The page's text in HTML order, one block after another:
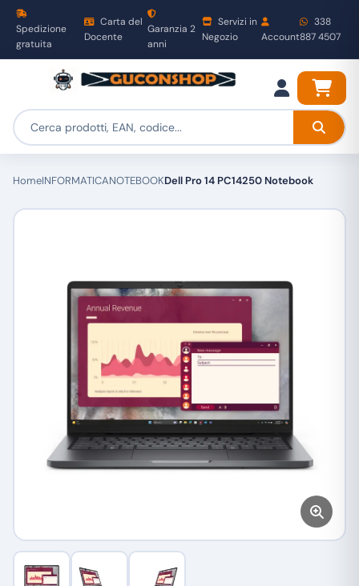
Spedizione
gratuita
Carta del
Docente
Garanzia 2
anni
Servizi in
Negozio
Account
338
887 4507
HomeINFORMATICANOTEBOOKDell Pro 14 PC14250 Notebook